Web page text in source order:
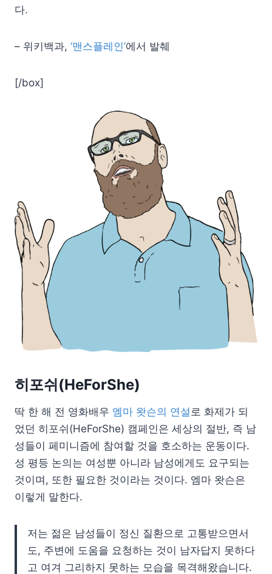
다.
– 위키백과, ‘맨스플레인’에서 발췌
[/box]
히포쉬(HeForShe)
딱 한 해 전 영화배우 엠마 왓슨의 연설 로 화제가 되
었던 히포쉬(HeForShe) 캠페인은 세상의 절반, 즉 남
성들이 페미니즘에 참여할 것을 호소하는 운동이다.
성 평등 논의는 여성뿐 아니라 남성에게도 요구되는
것이며, 또한 필요한 것이라는 것이다. 엠마 왓슨은
이렇게 말한다.
저는 젊은 남성들이 정신 질환으로 고통받으면서
도, 주변에 도움을 요청하는 것이 남자답지 못하다
고 여겨 그리하지 못하는 모습을 목격해왔습니다.